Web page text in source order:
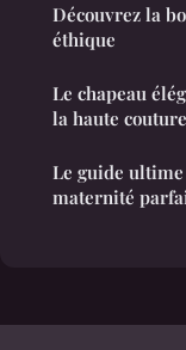
Découvrez la
éthique
Le chapeau
la haute couture
Le guide
maternité